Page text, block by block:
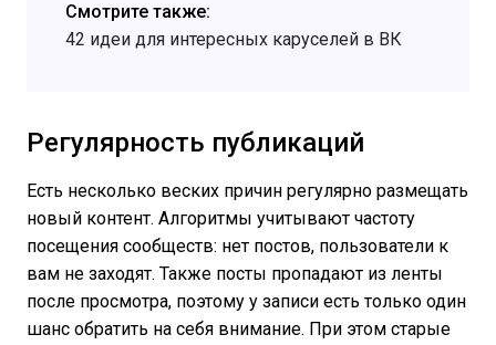
Смотрите также:
42 идеи для интересных каруселей в ВК
Регулярность публикаций
Есть несколько веских причин регулярно размещать
новый контент. Алгоритмы учитывают частоту
посещения сообществ: нет постов, пользователи к
вам не заходят. Также посты пропадают из ленты
после просмотра, поэтому у записи есть только один
шанс обратить на себя внимание. При этом старые